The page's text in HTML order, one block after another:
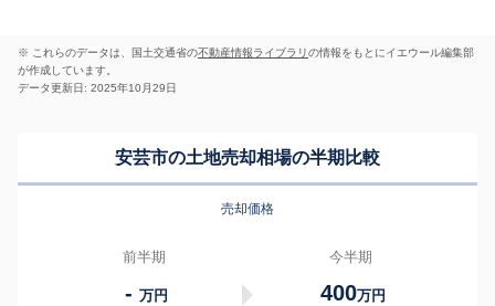
※ これらのデータは、国土交通省の不動産情報ライブラリの情報をもとにイエウール編集部
が作成しています。
データ更新日: 2025年10月29日
安芸市の土地売却相場の半期比較
売却価格
前半期
-万円
今半期
400万円